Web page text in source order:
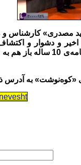
مصدری» کارشناس و
و دشوار و